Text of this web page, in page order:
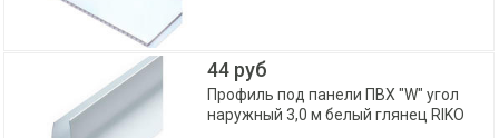
44 руб
Профиль под панели ПВХ "W" угол
наружный 3,0 м белый глянец RIKO